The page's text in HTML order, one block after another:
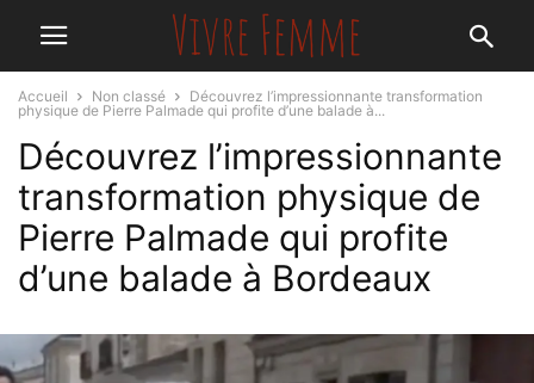
Accueil Non classé
Découvrez l’impressionnante transformation
physique de Pierre Palmade qui profite d’une balade à...
Découvrez l’impressionnante
transformation physique de
Pierre Palmade qui profite
d’une balade à Bordeaux